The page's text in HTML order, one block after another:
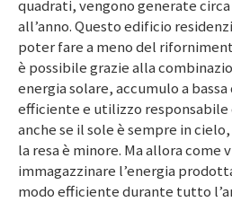
quadrati, vengono generate
all’anno. Questo edificio
poter fare a meno del
è possibile grazie alla
energia solare, accumulo a
efficiente e utilizzo responsabile
anche se il sole è sempre in
la resa è minore. Ma allora come
immagazzinare l’energia
modo efficiente durante tutto